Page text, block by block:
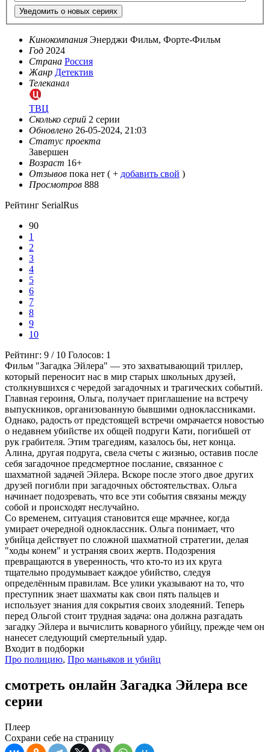
Уведомить о новых сериях
Кинокомпания Энерджи Фильм, Форте-Фильм
Год 2024
Страна Россия
Жанр Детектив
Телеканал
ТВЦ
Сколько серий 2 серии
Обновлено 26-05-2024, 21:03
Статус проекта
Завершен
Возраст 16+
Отзывов пока нет ( + добавить свой )
Просмотров 888
Рейтинг SerialRus
90
1
2
3
4
5
6
7
8
9
10
Рейтинг: 9 / 10 Голосов: 1
Фильм "Загадка Эйлера" — это захватывающий триллер,
который переносит нас в мир старых школьных друзей,
столкнувшихся с чередой загадочных и трагических событий.
Главная героиня, Ольга, получает приглашение на встречу
выпускников, организованную бывшими одноклассниками.
Однако, радость от предстоящей встречи омрачается новостью
о недавнем убийстве их общей подруги Кати, погибшей от
рук грабителя. Этим трагедиям, казалось бы, нет конца.
Алина, другая подруга, свела счеты с жизнью, оставив после
себя загадочное предсмертное послание, связанное с
шахматной задачей Эйлера. Вскоре после этого двое других
друзей погибли при загадочных обстоятельствах. Ольга
начинает подозревать, что все эти события связаны между
собой и происходят неслучайно.
Со временем, ситуация становится еще мрачнее, когда
умирает очередной одноклассник. Ольга понимает, что
убийца действует по сложной шахматной стратегии, делая
"ходы конем" и устраняя своих жертв. Подозрения
превращаются в уверенность, что кто-то из их круга
тщательно продумывает каждое убийство, следуя
определённым правилам. Все улики указывают на то, что
преступник знает шахматы как свои пять пальцев и
использует знания для сокрытия своих злодеяний. Теперь
перед Ольгой стоит трудная задача: она должна разгадать
загадку Эйлера и вычислить коварного убийцу, прежде чем он
нанесет следующий смертельный удар.
Входит в подборки
Про полицию, Про маньяков и убийц
смотреть онлайн Загадка Эйлера все
серии
Плеер
Сохрани себе на страницу